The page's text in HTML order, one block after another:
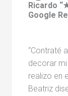
Ricardo
Google
“Contraté
decorar
realizo en
Beatriz